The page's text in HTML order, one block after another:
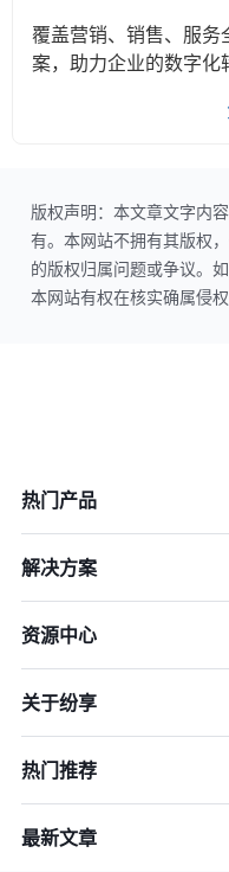
覆盖营销、销售、服务
案，助力企业的数字化
版权声明：本文章文字内
有。本网站不拥有其版权
的版权归属问题或争议。
本网站有权在核实确属侵
热门产品
解决方案
资源中心
关于纷享
热门推荐
最新文章